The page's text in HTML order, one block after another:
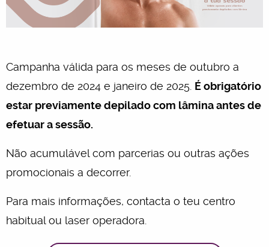
Campanha válida para os meses de outubro a
dezembro de 2024 e janeiro de 2025. É obrigatório
estar previamente depilado com lâmina antes de
efetuar a sessão.
Não acumulável com parcerias ou outras ações
promocionais a decorrer.
Para mais informações, contacta o teu centro
habitual ou laser operadora.